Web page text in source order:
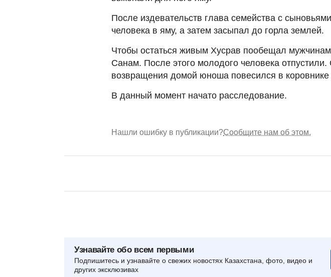
После издевательств глава семейства с
человека в яму, а затем засыпал до горла землей.
Чтобы остаться живым Хусрав пообещал
Санам. После этого молодого человека
возвращения домой юноша повесился в коровнике
В данный момент начато расследование.
Нашли ошибку в публикации?Сообщите нам об этом.
Узнавайте обо всем первыми
Подпишитесь и узнавайте о свежих новостях Казахстана, фото, видео и
других эксклюзивах